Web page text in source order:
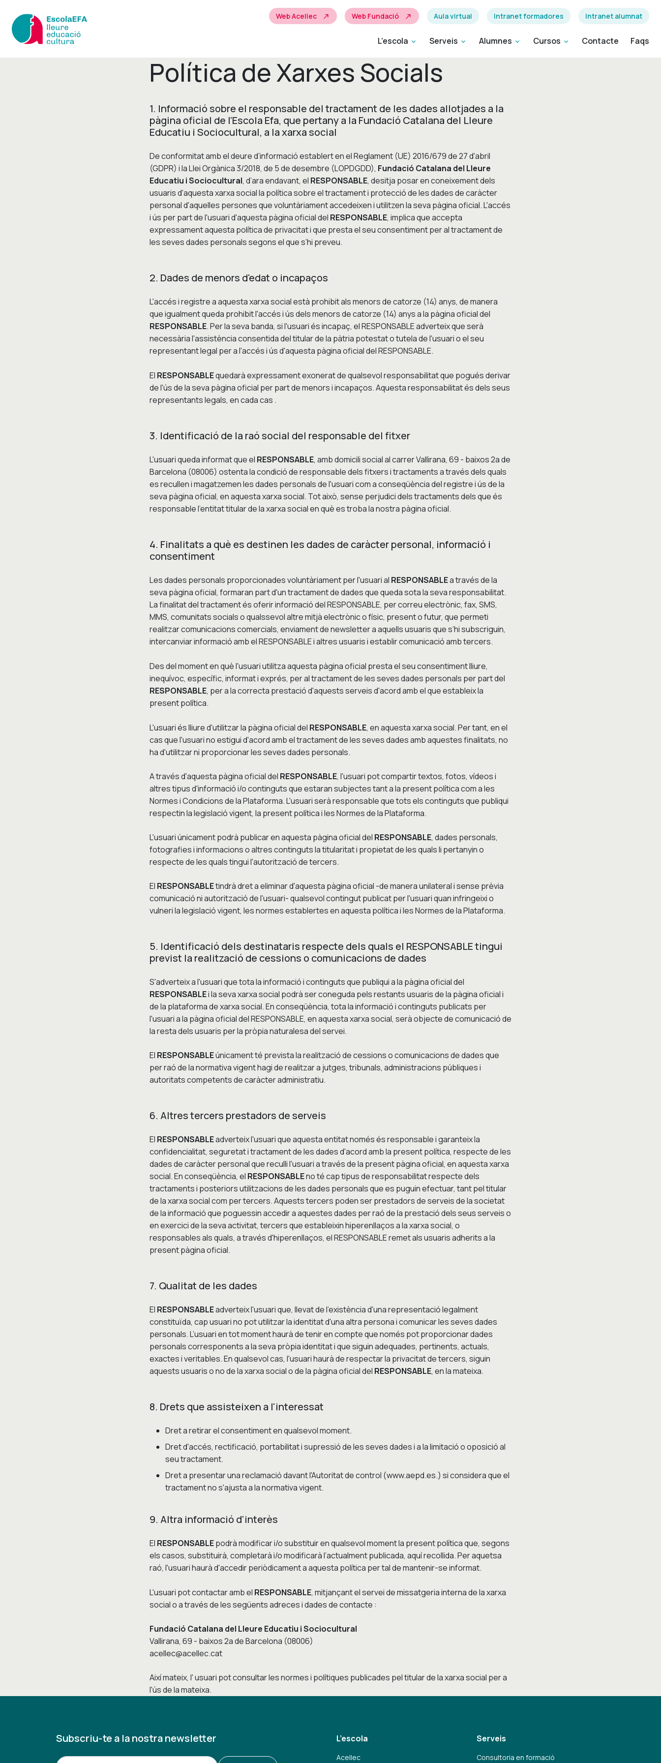
Web Acellec north_east Web Fundació north_east Aula virtual Intranet formadores Intranet alumnat
L’escola expand_more Serveis expand_more Alumnes expand_more Cursos expand_more Contacte Faqs
Política de Xarxes Socials
1. Informació sobre el responsable del tractament de les dades allotjades a la
pàgina oficial de l’Escola Efa, que pertany a la Fundació Catalana del Lleure
Educatiu i Sociocultural, a la xarxa social
De conformitat amb el deure d’informació establert en el Reglament (UE) 2016/679 de 27 d'abril
(GDPR) i la Llei Orgànica 3/2018, de 5 de desembre (LOPDGDD), Fundació Catalana del Lleure
Educatiu i Sociocultural, d’ara endavant, el RESPONSABLE, desitja posar en coneixement dels
usuaris d'aquesta xarxa social la política sobre el tractament i protecció de les dades de caràcter
personal d'aquelles persones que voluntàriament accedeixen i utilitzen la seva pàgina oficial. L'accés
i ús per part de l'usuari d'aquesta pàgina oficial del RESPONSABLE, implica que accepta
expressament aquesta política de privacitat i que presta el seu consentiment per al tractament de
les seves dades personals segons el que s’hi preveu.
2. Dades de menors d'edat o incapaços
L'accés i registre a aquesta xarxa social està prohibit als menors de catorze (14) anys, de manera
que igualment queda prohibit l'accés i ús dels menors de catorze (14) anys a la pàgina oficial del
RESPONSABLE. Per la seva banda, si l'usuari és incapaç, el RESPONSABLE adverteix que serà
necessària l'assistència consentida del titular de la pàtria potestat o tutela de l'usuari o el seu
representant legal per a l'accés i ús d'aquesta pàgina oficial del RESPONSABLE.
El RESPONSABLEquedarà expressament exonerat de qualsevol responsabilitat que pogués derivar
de l'ús de la seva pàgina oficial per part de menors i incapaços. Aquesta responsabilitat és dels seus
representants legals, en cada cas .
3. Identificació de la raó social del responsable del fitxer
L'usuari queda informat que el RESPONSABLE, amb domicili social al carrer Vallirana, 69 - baixos 2a de
Barcelona (08006) ostenta la condició de responsable dels fitxers i tractaments a través dels quals
es recullen i magatzemen les dades personals de l'usuari com a conseqüència del registre i ús de la
seva pàgina oficial, en aquesta xarxa social. Tot això, sense perjudici dels tractaments dels que és
responsable l'entitat titular de la xarxa social en què es troba la nostra pàgina oficial.
4. Finalitats a què es destinen les dades de caràcter personal, informació i
consentiment
Les dades personals proporcionades voluntàriament per l'usuari al RESPONSABLEa través de la
seva pàgina oficial, formaran part d'un tractament de dades que queda sota la seva responsabilitat.
La finalitat del tractament és oferir informació del RESPONSABLE, per correu electrònic, fax, SMS,
MMS, comunitats socials o qualssevol altre mitjà electrònic o físic, present o futur, que permeti
realitzar comunicacions comercials, enviament de newsletter a aquells usuaris que s’hi subscriguin,
intercanviar informació amb el RESPONSABLE i altres usuaris i establir comunicació amb tercers.
Des del moment en què l'usuari utilitza aquesta pàgina oficial presta el seu consentiment lliure,
inequívoc, específic, informat i exprés, per al tractament de les seves dades personals per part del
RESPONSABLE, per a la correcta prestació d'aquests serveis d'acord amb el que estableix la
present política.
L'usuari és lliure d'utilitzar la pàgina oficial del RESPONSABLE, en aquesta xarxa social. Per tant, en el
cas que l'usuari no estigui d'acord amb el tractament de les seves dades amb aquestes finalitats, no
ha d'utilitzar ni proporcionar les seves dades personals.
A través d'aquesta pàgina oficial del RESPONSABLE, l'usuari pot compartir textos, fotos, vídeos i
altres tipus d'informació i/o continguts que estaran subjectes tant a la present política com a les
Normes i Condicions de la Plataforma. L'usuari serà responsable que tots els continguts que publiqui
respectin la legislació vigent, la present política i les Normes de la Plataforma.
L'usuari únicament podrà publicar en aquesta pàgina oficial del RESPONSABLE, dades personals,
fotografies i informacions o altres continguts la titularitat i propietat de les quals li pertanyin o
respecte de les quals tingui l'autorització de tercers.
El RESPONSABLEtindrà dret a eliminar d'aquesta pàgina oficial -de manera unilateral i sense prèvia
comunicació ni autorització de l'usuari- qualsevol contingut publicat per l'usuari quan infringeixi o
vulneri la legislació vigent, les normes establertes en aquesta política i les Normes de la Plataforma.
5. Identificació dels destinataris respecte dels quals el RESPONSABLE tingui
previst la realització de cessions o comunicacions de dades
S'adverteix a l'usuari que tota la informació i continguts que publiqui a la pàgina oficial del
RESPONSABLEi la seva xarxa social podrà ser coneguda pels restants usuaris de la pàgina oficial i
de la plataforma de xarxa social. En conseqüència, tota la informació i continguts publicats per
l'usuari a la pàgina oficial del RESPONSABLE, en aquesta xarxa social, serà objecte de comunicació de
la resta dels usuaris per la pròpia naturalesa del servei.
El RESPONSABLEúnicament té prevista la realització de cessions o comunicacions de dades que
per raó de la normativa vigent hagi de realitzar a jutges, tribunals, administracions públiques i
autoritats competents de caràcter administratiu.
6. Altres tercers prestadors de serveis
El RESPONSABLEadverteix l'usuari que aquesta entitat només és responsable i garanteix la
confidencialitat, seguretat i tractament de les dades d'acord amb la present política, respecte de les
dades de caràcter personal que reculli l'usuari a través de la present pàgina oficial, en aquesta xarxa
social. En conseqüència, el RESPONSABLEno té cap tipus de responsabilitat respecte dels
tractaments i posteriors utilitzacions de les dades personals que es puguin efectuar, tant pel titular
de la xarxa social com per tercers. Aquests tercers poden ser prestadors de serveis de la societat
de la informació que poguessin accedir a aquestes dades per raó de la prestació dels seus serveis o
en exercici de la seva activitat, tercers que estableixin hiperenllaços a la xarxa social, o
responsables als quals, a través d'hiperenllaços, el RESPONSABLE remet als usuaris adherits a la
present pàgina oficial.
7. Qualitat de les dades
El RESPONSABLEadverteix l'usuari que, llevat de l'existència d'una representació legalment
constituïda, cap usuari no pot utilitzar la identitat d'una altra persona i comunicar les seves dades
personals. L’usuari en tot moment haurà de tenir en compte que només pot proporcionar dades
personals corresponents a la seva pròpia identitat i que siguin adequades, pertinents, actuals,
exactes i veritables. En qualsevol cas, l'usuari haurà de respectar la privacitat de tercers, siguin
aquests usuaris o no de la xarxa social o de la pàgina oficial del RESPONSABLE, en la mateixa.
8. Drets que assisteixen a l'interessat
Dret a retirar el consentiment en qualsevol moment.
Dret d'accés, rectificació, portabilitat i supressió de les seves dades i a la limitació o oposició al
seu tractament.
Dret a presentar una reclamació davant l'Autoritat de control (www.aepd.es.) si considera que el
tractament no s'ajusta a la normativa vigent.
9. Altra informació d'interès
El RESPONSABLEpodrà modificar i/o substituir en qualsevol moment la present política que, segons
els casos, substituirà, completarà i/o modificarà l’actualment publicada, aquí recollida. Per aquetsa
raó, l'usuari haurà d'accedir periòdicament a aquesta política per tal de mantenir-se informat.
L'usuari pot contactar amb el RESPONSABLE, mitjançant el servei de missatgeria interna de la xarxa
social o a través de les següents adreces i dades de contacte :
Fundació Catalana del Lleure Educatiu i Sociocultural
Vallirana, 69 - baixos 2a de Barcelona (08006)
acellec@acellec.cat
Així mateix, l' usuari pot consultar les normes i polítiques publicades pel titular de la xarxa social per a
l'ús de la mateixa.
Subscriu-te a la nostra newsletter L’escola
Acellec
Serveis
Consultoria en formació